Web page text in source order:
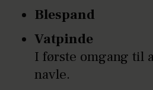
Blespand
Vatpinde
I første omgang til
navle.